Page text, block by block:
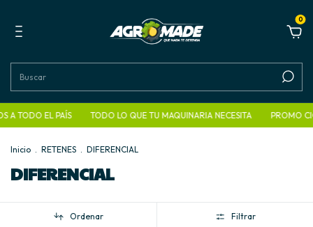
0
A TODO EL PAÍS TODO LO QUE TU MAQUINARIA NECESITA PROMO
Inicio . RETENES . DIFERENCIAL
DIFERENCIAL
Ordenar Filtrar